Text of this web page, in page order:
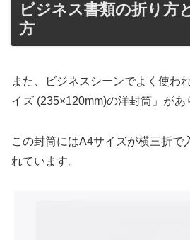
ビジネス書類の折り方
方
また、ビジネスシーンでよく使わ
イズ (235×120mm)の洋封筒」があ
この封筒にはA4サイズが横三折で
れています。